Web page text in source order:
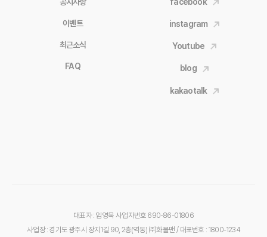
이벤트
최근소식
FAQ
instagram
Youtube
blog
kakaotalk
대표자 : 임영묵 사업자번호 690-86-01806
사업장 : 경기도 광주시 장지1길 90, 2층(역동) ㈜화물맨 / 대표번호 : 1800-1234